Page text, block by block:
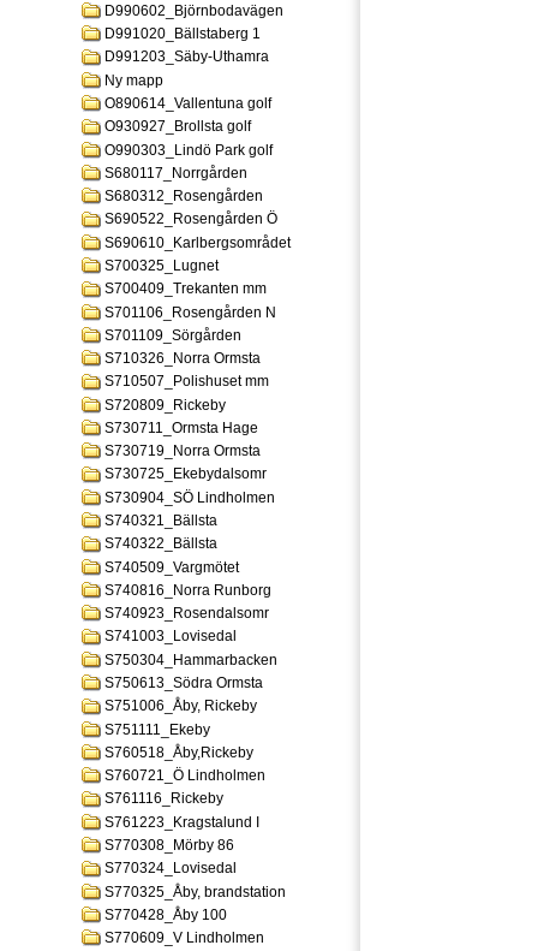
D990602_Björnbodavägen
D991020_Bällstaberg 1
D991203_Säby-Uthamra
Ny mapp
O890614_Vallentuna golf
O930927_Brollsta golf
O990303_Lindö Park golf
S680117_Norrgården
S680312_Rosengården
S690522_Rosengården Ö
S690610_Karlbergsområdet
S700325_Lugnet
S700409_Trekanten mm
S701106_Rosengården N
S701109_Sörgården
S710326_Norra Ormsta
S710507_Polishuset mm
S720809_Rickeby
S730711_Ormsta Hage
S730719_Norra Ormsta
S730725_Ekebydalsomr
S730904_SÖ Lindholmen
S740321_Bällsta
S740322_Bällsta
S740509_Vargmötet
S740816_Norra Runborg
S740923_Rosendalsomr
S741003_Lovisedal
S750304_Hammarbacken
S750613_Södra Ormsta
S751006_Åby, Rickeby
S751111_Ekeby
S760518_Åby,Rickeby
S760721_Ö Lindholmen
S761116_Rickeby
S761223_Kragstalund I
S770308_Mörby 86
S770324_Lovisedal
S770325_Åby, brandstation
S770428_Åby 100
S770609_V Lindholmen